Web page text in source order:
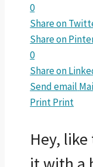
0
Share on
Share on
0
Share on
Send email
PrintPrint
Hey,